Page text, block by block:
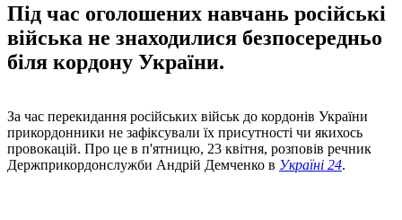
Під час оголошених навчань російські
війська не знаходилися безпосередньо
біля кордону України.
За час перекидання російських військ до кордонів України
прикордонники не зафіксували їх присутності чи якихось
провокацій. Про це в п'ятницю, 23 квітня, розповів речник
Держприкордонслужби Андрій Демченко в Україні 24.